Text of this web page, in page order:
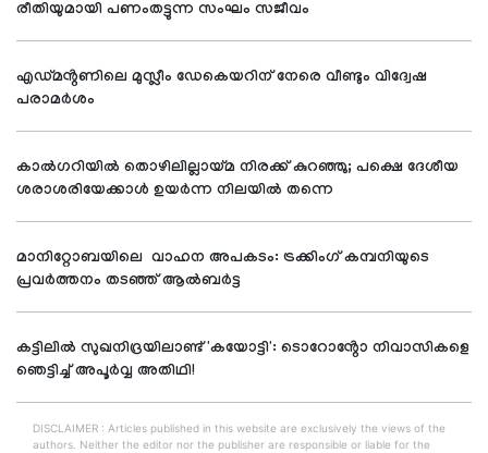
രീതിയുമായി പണംതട്ടുന്ന സംഘം സജീവം
എഡ്മൻ്റണിലെ മുസ്ലീം ഡേകെയറിന് നേരെ വീണ്ടും വിദ്വേഷ
പരാമർശം
കാൽഗറിയിൽ തൊഴിലില്ലായ്മ നിരക്ക് കുറഞ്ഞു; പക്ഷെ ദേശീയ
ശരാശരിയേക്കാൾ ഉയർന്ന നിലയിൽ തന്നെ
മാനിറ്റോബയിലെ വാഹന അപകടം: ട്രക്കിംഗ് കമ്പനിയുടെ
പ്രവർത്തനം തടഞ്ഞ് ആൽബർട്ട
കട്ടിലിൽ സുഖനിദ്രയിലാണ്ട് 'കയോട്ടി': ടൊറോൻ്റോ നിവാസികളെ
ഞെട്ടിച്ച് അപൂർവ്വ അതിഥി!
DISCLAIMER : Articles published in this website are exclusively the views of the
authors. Neither the editor nor the publisher are responsible or liable for the